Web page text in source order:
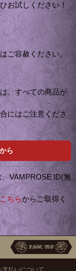
お試しください！
ご容赦ください。
、すべての商品が
にはご注意くださ
ら
VAMPROSE ID(無
こちらからご取得く
支払いについて